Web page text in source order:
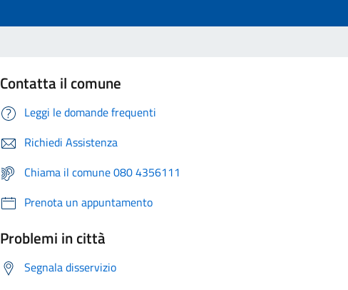
Contatta il comune
Leggi le domande frequenti
Richiedi Assistenza
Chiama il comune 080 4356111
Prenota un appuntamento
Problemi in città
Segnala disservizio